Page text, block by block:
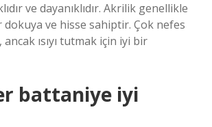
ve dayanıklıdır. Akrilik genellikle
ve hisse sahiptir. Çok nefes
ısıyı tutmak için iyi bir
battaniye iyi